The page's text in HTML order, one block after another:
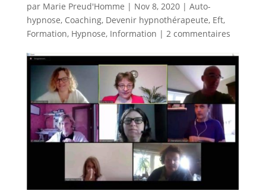
par Marie Preud'Homme | Nov 8, 2020| Auto-
hypnose, Coaching, Devenir hypnothérapeute, Eft,
Formation, Hypnose, Information | 2 commentaires